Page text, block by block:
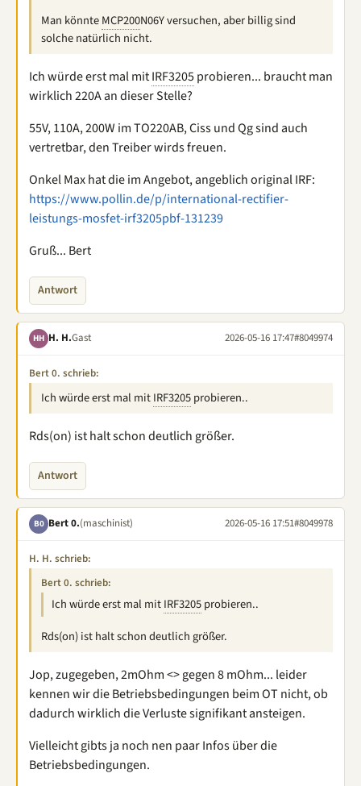
Man könnteMCP200N06Y versuchen, aber billig sind
solche natürlich nicht.
Ich würde erst mal mitIRF3205probieren... braucht man
wirklich 220A an dieser Stelle?
55V, 110A, 200W im TO220AB, Ciss und Qg sind auch
vertretbar, den Treiber wirds freuen.
Onkel Max hat die im Angebot, angeblich original IRF:
https://www.pollin.de/p/international-rectifier-
leistungs-mosfet-irf3205pbf-131239
Gruß... Bert
Antwort
HH H. H.Gast 2026-05-16 17:47#8049974
Bert 0. schrieb:
Ich würde erst mal mitIRF3205probieren..
Rds(on) ist halt schon deutlich größer.
Antwort
B0 Bert 0.(maschinist) 2026-05-16 17:51#8049978
H. H. schrieb:
Bert 0. schrieb:
Ich würde erst mal mitIRF3205probieren..
Rds(on) ist halt schon deutlich größer.
Jop, zugegeben, 2mOhm <> gegen 8 mOhm... leider
kennen wir die Betriebsbedingungen beim OT nicht, ob
dadurch wirklich die Verluste signifikant ansteigen.
Vielleicht gibts ja noch nen paar Infos über die
Betriebsbedingungen.